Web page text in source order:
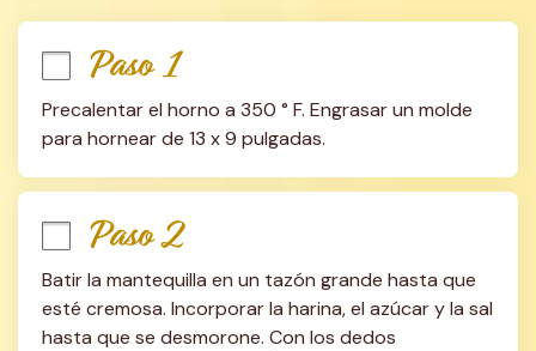
Paso 1
Precalentar el horno a 350 ° F. Engrasar un molde
para hornear de 13 x 9 pulgadas.
Paso 2
Batir la mantequilla en un tazón grande hasta que
esté cremosa. Incorporar la harina, el azúcar y la sal
hasta que se desmorone. Con los dedos